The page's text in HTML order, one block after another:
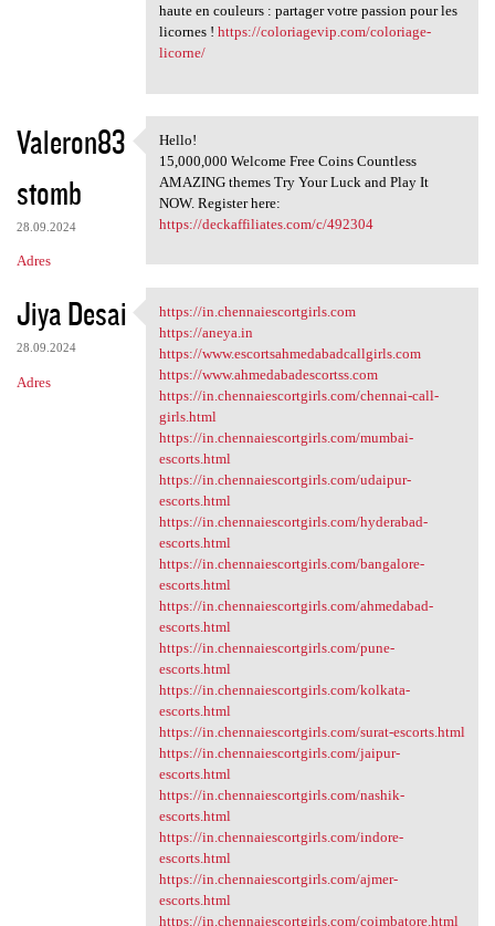
haute en couleurs : partager votre passion pour les
licornes ! https://coloriagevip.com/coloriage-
licorne/
Valeron83
stomb
28.09.2024
Adres
Hello!
Hello!
15,000,000 Welcome Free Coins Countless
AMAZING themes Try Your Luck and Play It
NOW. Register here:
https://deckaffiliates.com/c/492304
Jiya Desai
28.09.2024
Adres
https://in.chennaiescortgirls
https://in.chennaiescortgirls.com
https://aneya.in
https://www.escortsahmedabadcallgirls.com
https://www.ahmedabadescortss.com
https://in.chennaiescortgirls.com/chennai-call-
girls.html
https://in.chennaiescortgirls.com/mumbai-
escorts.html
https://in.chennaiescortgirls.com/udaipur-
escorts.html
https://in.chennaiescortgirls.com/hyderabad-
escorts.html
https://in.chennaiescortgirls.com/bangalore-
escorts.html
https://in.chennaiescortgirls.com/ahmedabad-
escorts.html
https://in.chennaiescortgirls.com/pune-
escorts.html
https://in.chennaiescortgirls.com/kolkata-
escorts.html
https://in.chennaiescortgirls.com/surat-escorts.html
https://in.chennaiescortgirls.com/jaipur-
escorts.html
https://in.chennaiescortgirls.com/nashik-
escorts.html
https://in.chennaiescortgirls.com/indore-
escorts.html
https://in.chennaiescortgirls.com/ajmer-
escorts.html
https://in.chennaiescortgirls.com/coimbatore.html